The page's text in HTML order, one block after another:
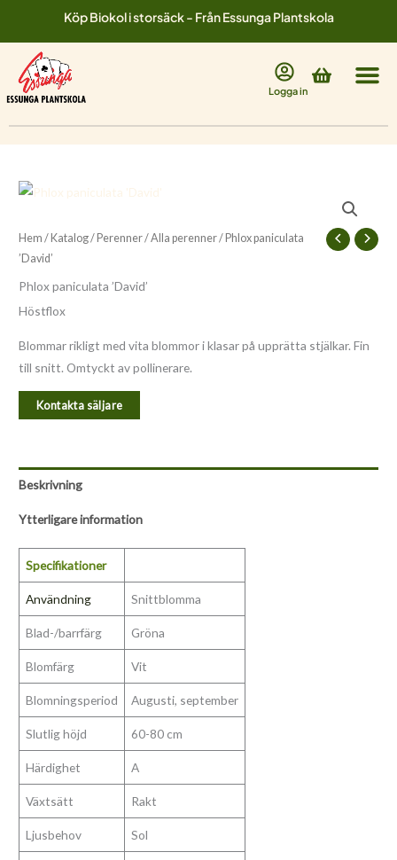
innehåll
Köp Biokol i storsäck - Från Essunga Plantskola
Logga in
Varukorg
Hem / Katalog/ Perenner/Alla perenner/ Phlox paniculata
’David’
Phlox paniculata ’David’
Höstflox
Blommar rikligt med vita blommor i klasar på upprätta stjälkar. Fin
till snitt. Omtyckt av pollinerare.
Kontakta säljare
Beskrivning
Ytterligare information
Specifikationer
Användning Snittblomma
Blad-/barrfärg Gröna
Blomfärg Vit
Blomningsperiod Augusti, september
Slutlig höjd 60-80 cm
Härdighet A
Växtsätt Rakt
Ljusbehov Sol